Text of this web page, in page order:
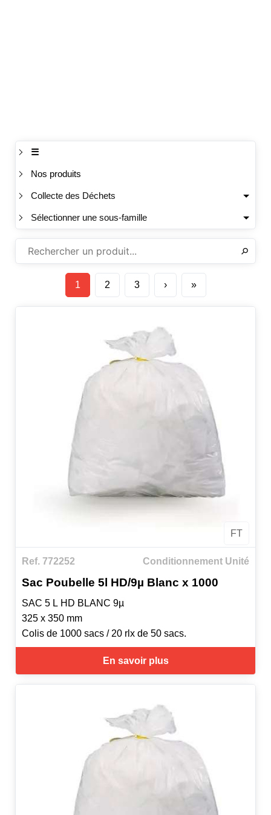
☰
Nos produits
Collecte des Déchets
Sélectionner une sous-famille
✕
⚲
1 2 3 › »
FT
Ref. 772252 Conditionnement Unité
Sac Poubelle 5l HD/9µ Blanc x 1000
SAC 5 L HD BLANC 9µ
325 x 350 mm
Colis de 1000 sacs / 20 rlx de 50 sacs.
En savoir plus